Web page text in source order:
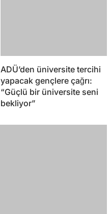
ADÜ’den üniversite tercihi
yapacak gençlere çağrı:
“Güçlü bir üniversite seni
bekliyor”